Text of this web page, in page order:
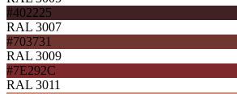
#402225
RAL 3007
#703731
RAL 3009
#7E292C
RAL 3011